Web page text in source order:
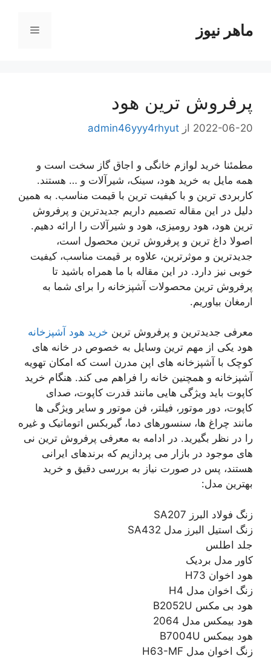
محتواماهر نیوز فهرست
پرفروش ترین هود
2022-06-20 از admin46yyy4rhyut
مطمئنا خرید لوازم خانگی و اجاق گاز سخت است و
همه مایل به خرید هود، سینک، شیرآلات و … هستند.
کاربردی ترین و با کیفیت ترین با قیمت مناسب. به همین
دلیل در این مقاله تصمیم داریم جدیدترین و پرفروش
ترین هود، هود رومیزی، هود و شیرآلات را ارائه دهیم.
اصولا داغ ترین و پرفروش ترین محصول است،
جدیدترین و موثرترین، علاوه بر قیمت مناسب، کیفیت
خوبی نیز دارد. در این مقاله با ما همراه باشید تا
پرفروش ترین محصولات آشپزخانه را برای شما به
ارمغان بیاوریم.
معرفی جدیدترین و پرفروش ترین خرید هود آشپزخانه
هود یکی از مهم ترین وسایل به خصوص در خانه های
کوچک با آشپزخانه های اپن مدرن است که امکان تهویه
آشپزخانه و همچنین خانه را فراهم می کند. هنگام خرید
کاپوت باید ویژگی هایی مانند قدرت کاپوت، صدای
کاپوت، دور موتور، فیلتر، فن موتور و سایر ویژگی ها
مانند چراغ ها، سنسورهای دما، گیربکس اتوماتیک و غیره
را در نظر بگیرید. در ادامه به معرفی پرفروش ترین نی
های موجود در بازار می پردازیم که برندهای ایرانی
هستند، پس در صورت نیاز به بررسی دقیق و خرید
بهترین مدل:
زنگ فولاد البرز SA207
زنگ استیل البرز مدل SA432
جلد اطلس
کاور مدل بردیک
هود اخوان H73
زنگ اخوان مدل H4
هود بی مکس B2052U
هود بیمکس مدل 2064
هود بیمکس B7004U
زنگ اخوان مدل H63-MF